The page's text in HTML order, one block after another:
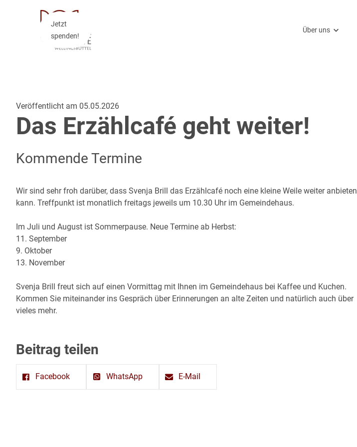
Jetzt
spenden!
Über uns
Gemeindebrief
Veröffentlicht am 05.05.2026
Das Erzählcafé geht weiter!
Kommende Termine
Wir sind sehr froh darüber, dass Svenja Brill das Erzählcafé noch eine kleine Weile weiter anbieten
kann. Treffpunkt ist monatlich freitags jeweils um 10.30 Uhr im Gemeindehaus.
Im Juli und August ist Sommerpause. Neue Termine ab Herbst:
11. September
9. Oktober
13. November
Svenja Brill freut sich auf einen Vormittag mit Ihnen im Gemeindehaus bei Kaffee und Kuchen.
Kommen Sie miteinander ins Gespräch über Erinnerungen an alte Zeiten und natürlich auch über
vieles mehr.
Beitrag teilen
Facebook WhatsApp E-Mail